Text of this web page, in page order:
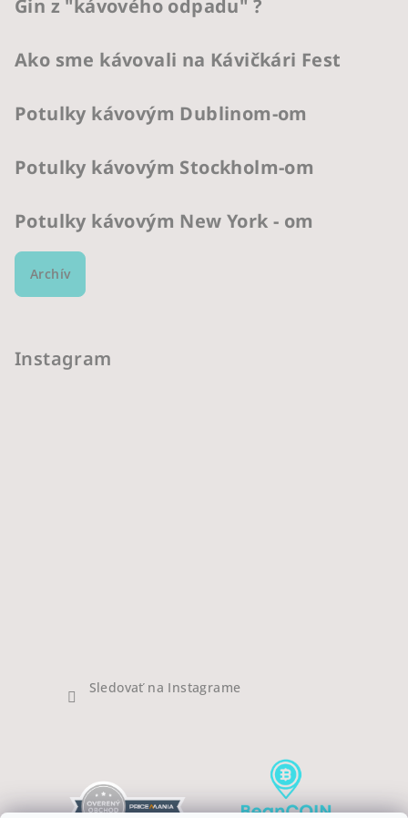
Gin z "kávového odpadu" ?
Ako sme kávovali na Kávičkári Fest
Potulky kávovým Dublinom-om
Potulky kávovým Stockholm-om
Potulky kávovým New York - om
Archív
Instagram
Sledovať na Instagrame